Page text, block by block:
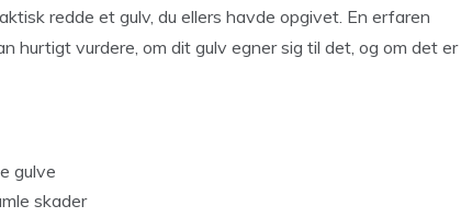
redde et gulv, du ellers havde opgivet. En erfaren
hurtigt vurdere, om dit gulv egner sig til det, og om det er
gulve
skader